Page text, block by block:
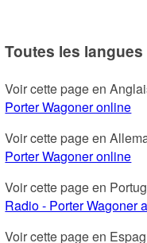
Toutes les langues
Voir cette page en
Porter Wagoner online
Voir cette page en
Porter Wagoner online
Voir cette page en
Radio - Porter Wagoner
Voir cette page en